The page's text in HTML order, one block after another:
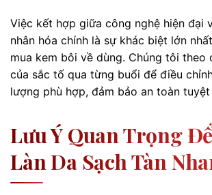
Việc kết hợp giữa công nghệ hiện đại
nhân hóa chính là sự khác biệt lớn
mua kem bôi về dùng. Chúng tôi theo
của sắc tố qua từng buổi để điều
lượng phù hợp, đảm bảo an toàn
Lưu Ý Quan Trọng
Làn Da Sạch Tàn